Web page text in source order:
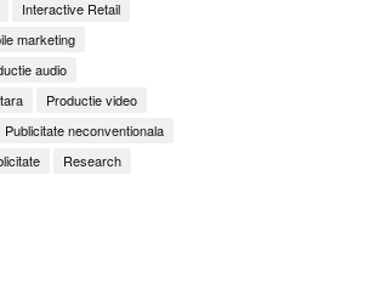
Interactive Retail
marketing
audio
Productie video
Publicitate neconventionala
Research